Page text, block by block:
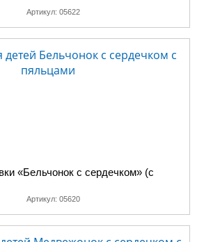
Артикул: 05622
«Бельчонок с сердечком» (с
Артикул: 05620